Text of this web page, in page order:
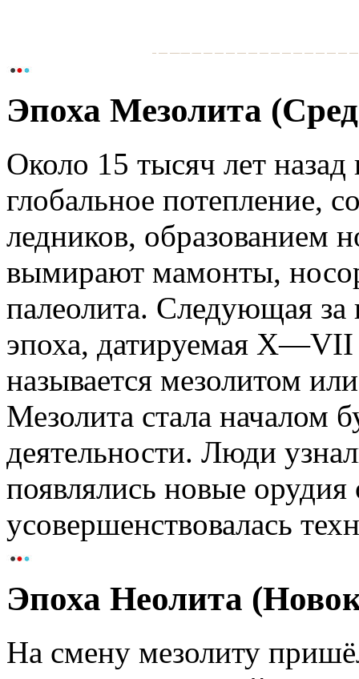
Эпоха Мезолита
Около 15 тысяч лет
глобальное потепление,
ледников, образованием
вымирают мамонты,
палеолита. Следующая за
эпоха, датируемая X—VII
называется мезолитом
Мезолита стала началом
деятельности. Люди
появлялись новые орудия
усовершенствовалась
Эпоха Неолита
На смену мезолиту